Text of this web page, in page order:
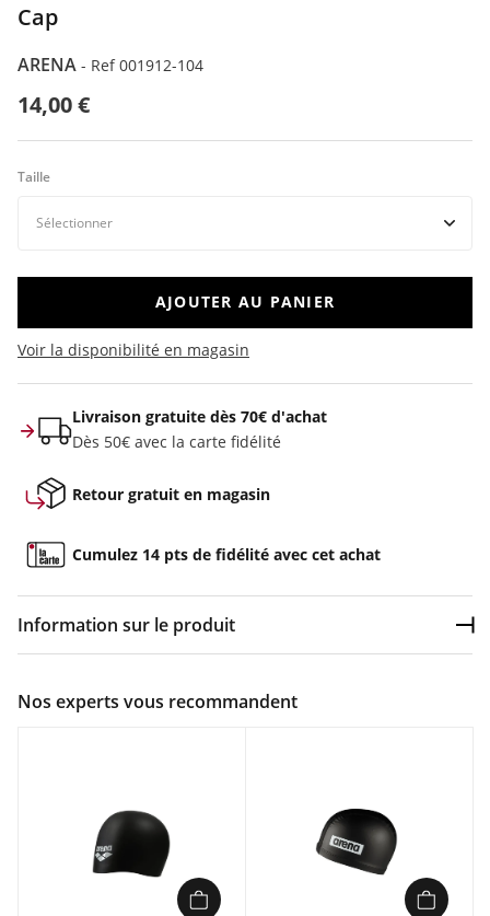
Cap
ARENA - Ref 001912-104
14,00 €
Taille
AJOUTER AU PANIER
Voir la disponibilité en magasin
Livraison gratuite dès 70€ d'achat
Dès 50€ avec la carte fidélité
Retour gratuit en magasin
Cumulez 14 pts de fidélité avec cet achat
Information sur le produit
moulé en silicone 100% épouse parfaitement la forme de
votre tête, sans plis ni résistance dans l’eau. Conçu pour
résister au chlore, il protège vos cheveux tout en améliorant
votre glisse. Son design lisse et son ajustement précis en font
un allié discret mais efficace, que vous soyez en piscine ou en
Nos experts vous recommandent